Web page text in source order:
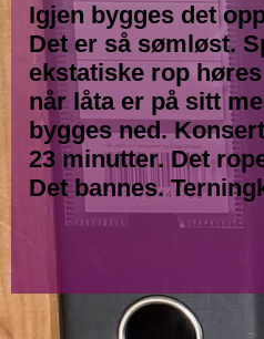
Igjen bygges det
Det er så sømløst.
ekstatiske rop
når låta er på sitt
bygges ned.
23 minutter. Det
Det bannes.